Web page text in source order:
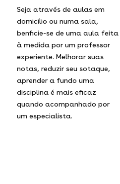
Seja através de aulas em
domicílio ou numa sala,
benficie-se de uma aula feita
à medida por um professor
experiente. Melhorar suas
notas, reduzir seu sotaque,
aprender a fundo uma
disciplina é mais eficaz
quando acompanhado por
um especialista.